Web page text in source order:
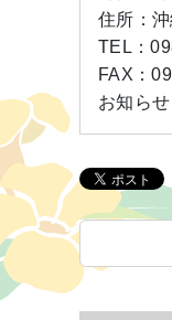
住所：
TEL：
FAX：
お知らせ